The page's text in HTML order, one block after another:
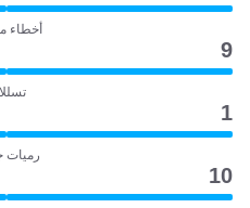
أخطاء
9
1
رميات
10